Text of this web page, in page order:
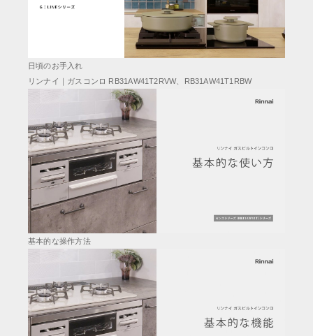
日頃のお手入れ
リンナイ｜ガスコンロ RB31AW41T2RVW、RB31AW41T1RBW
基本的な操作方法